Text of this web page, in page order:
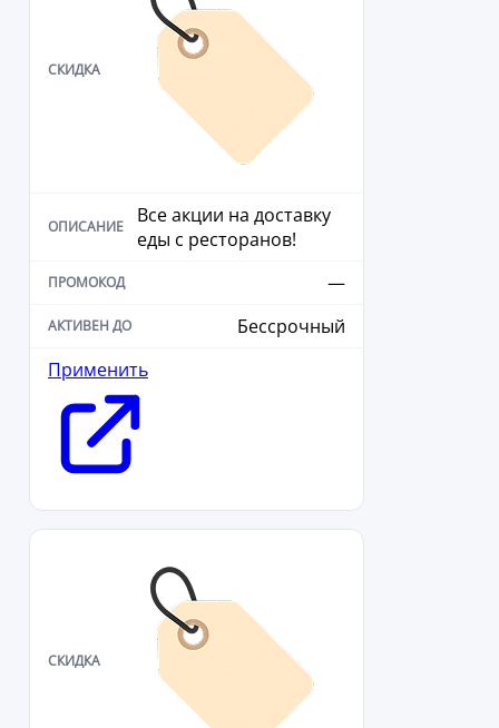
Все акции на доставку
еды с ресторанов!
—
Бессрочный
Применить